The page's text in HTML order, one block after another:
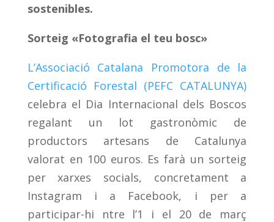
sostenibles.
Sorteig «Fotografia el teu bosc»
L’Associació Catalana Promotora de la
Certificació Forestal (PEFC CATALUNYA)
celebra el Dia Internacional dels Boscos
regalant un lot gastronòmic de
productors artesans de Catalunya
valorat en 100 euros. Es farà un sorteig
per xarxes socials, concretament a
Instagram i a Facebook, i per a
participar-hi ntre l’1 i el 20 de març